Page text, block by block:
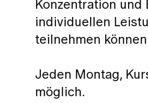
Konzentration
individuellen
teilnehmen
Jeden Montag,
möglich.